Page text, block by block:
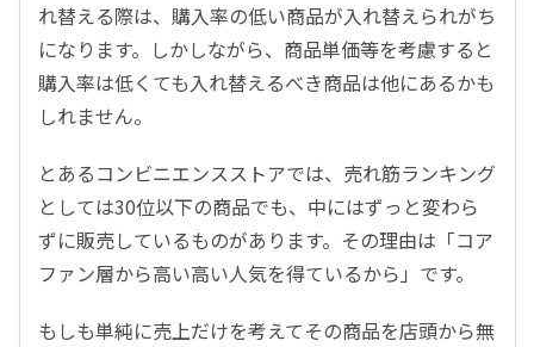
れ替える際は、購入率の低い商品が入れ替えられがち
になります。しかしながら、商品単価等を考慮すると
購入率は低くても入れ替えるべき商品は他にあるかも
しれません。
とあるコンビニエンスストアでは、売れ筋ランキング
としては30位以下の商品でも、中にはずっと変わら
ずに販売しているものがあります。その理由は「コア
ファン層から高い高い人気を得ているから」です。
もしも単純に売上だけを考えてその商品を店頭から無